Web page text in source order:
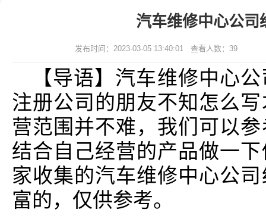
汽车维修中心公司
发布时间：2023-03-05 13:40:01 查看人数： 39
【导语】汽车维修中心
注册公司的朋友不知怎么
营范围并不难，我们可以
结合自己经营的产品做一
家收集的汽车维修中心公
富的，仅供参考。